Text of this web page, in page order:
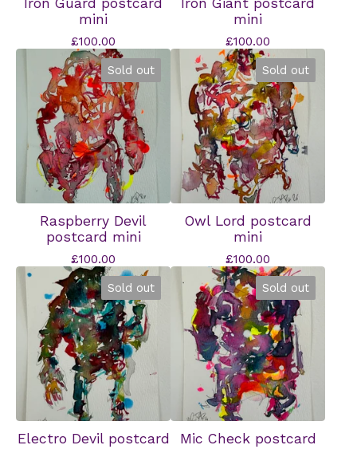
Iron Guard postcard
mini
£100.00
Iron Giant postcard
mini
£100.00
Sold out
Raspberry Devil
postcard mini
£100.00
Sold out
Owl Lord postcard
mini
£100.00
Sold out
Electro Devil postcard
Sold out
Mic Check postcard